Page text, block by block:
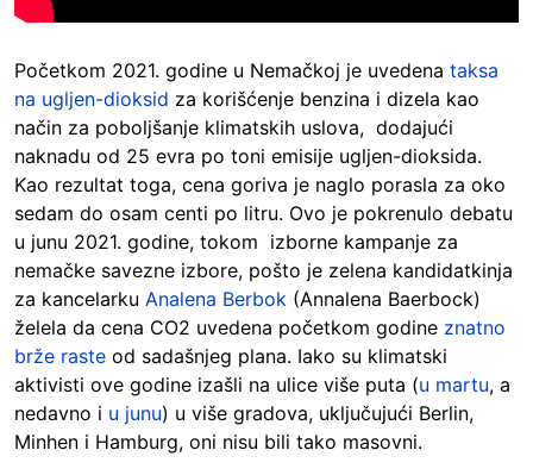
Početkom 2021. godine u Nemačkoj je uvedena taksa
na ugljen-dioksid za korišćenje benzina i dizela kao
način za poboljšanje klimatskih uslova, dodajući
naknadu od 25 evra po toni emisije ugljen-dioksida.
Kao rezultat toga, cena goriva je naglo porasla za oko
sedam do osam centi po litru. Ovo je pokrenulo debatu
u junu 2021. godine, tokom izborne kampanje za
nemačke savezne izbore, pošto je zelena kandidatkinja
za kancelarku Analena Berbok (Annalena Baerbock)
želela da cena CO2 uvedena početkom godine znatno
brže raste od sadašnjeg plana. Iako su klimatski
aktivisti ove godine izašli na ulice više puta (u martu, a
nedavno i u junu) u više gradova, uključujući Berlin,
Minhen i Hamburg, oni nisu bili tako masovni.